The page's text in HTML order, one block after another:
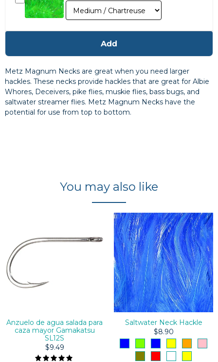
Add
Metz Magnum Necks are great when you need larger
hackles. These necks provide hackles that are great for Albie
Whores, Deceivers, pike flies, muskie flies, bass bugs, and
saltwater streamer flies. Metz Magnum Necks have the
potential for use from top to bottom.
You may also like
Anzuelo de agua salada para
caza mayor Gamakatsu
SL12S
$9.49
Saltwater Neck Hackle
$8.90